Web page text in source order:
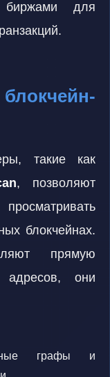
для
такие как
, позволяют
блокчейнах.
прямую
они
графы и